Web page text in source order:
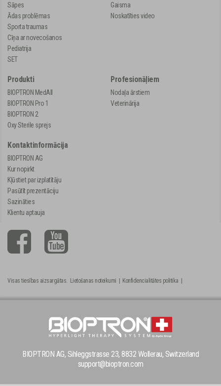
Sāpes
Ādas problēmas
Sporta traumas
Cīņa ar novecošanos
Pediatrija
SET
Gaisma
Noskatīties video
Produkti
BIOPTRON MedAll
BIOPTRON Pro 1
BIOPTRON 2
Oxy Sterile sprejs
Profesionāļiem
Nodaļa ārstiem
Veterinārija
Kontaktinformācija
BIOPTRON AG
Kur nopirkt
Kļūstiet par izplatītāju
Pasūtīt prezentāciju
Sazināties
Klientu aptauja
Visas tiesības aizsargātas. Lietošanas noteikumi | Konfidencialitātes politika |
BIOPTRON AG, Sihleggstrasse 23, 8832 Wollerau, Switzerland
support@bioptron.com